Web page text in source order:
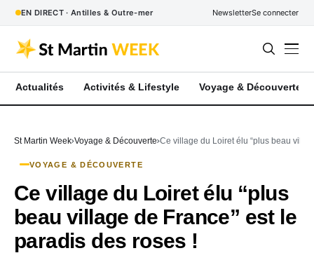
EN DIRECT · Antilles & Outre-mer NewsletterSe connecter
Actualités Activités & Lifestyle Voyage & Découverte
St Martin Week Voyage & Découverte Ce village du Loiret élu “plus beau
VOYAGE & DÉCOUVERTE
Ce village du Loiret élu “plus
beau village de France” est le
paradis des roses !